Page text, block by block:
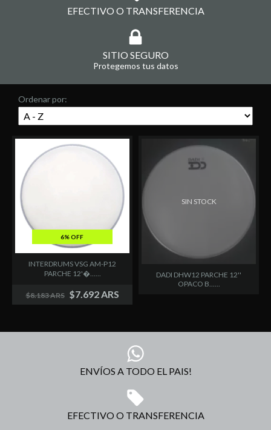
EFECTIVO O TRANSFERENCIA
SITIO SEGURO
Protegemos tus datos
Ordenar por:
6% OFF
INTERDRUMS VSG AM-P12
PARCHE 12'�......
$8.183 ARS $7.692 ARS
SIN STOCK
DADI DHW12 PARCHE 12''
OPACO B......
ENVÍOS A TODO EL PAIS!
EFECTIVO O TRANSFERENCIA